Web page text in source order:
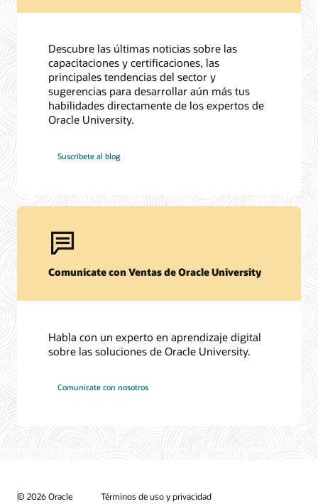
Descubre las últimas noticias sobre las
capacitaciones y certificaciones, las
principales tendencias del sector y
sugerencias para desarrollar aún más tus
habilidades directamente de los expertos de
Oracle University.
Suscríbete al blog
Comunícate con Ventas de Oracle University
Habla con un experto en aprendizaje digital
sobre las soluciones de Oracle University.
Comunícate con nosotros
© 2026 Oracle Términos de uso y privacidad